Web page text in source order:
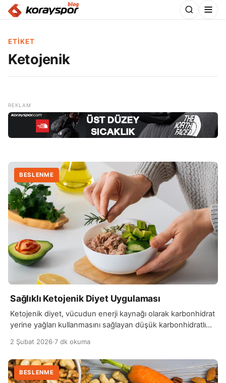
ETIKET
Ketojenik
BESLENME
Sağlıklı Ketojenik Diyet Uygulaması
Ketojenik diyet, vücudun enerji kaynağı olarak karbonhidrat
yerine yağları kullanmasını sağlayan düşük karbonhidratlı
amacı, vücudu ketozis adı verilen bir duruma sokarak
yağların yakılmasını hızlandırmaktır. Ketozise girildiğinde,
karaciğer yağları keton cisimlerine dönüştürür ve bunlar
beyin ve vücut için ana enerji kaynağı haline gelir. Bu süreç,
2 Şubat 2026·7 dk okuma
BESLENME